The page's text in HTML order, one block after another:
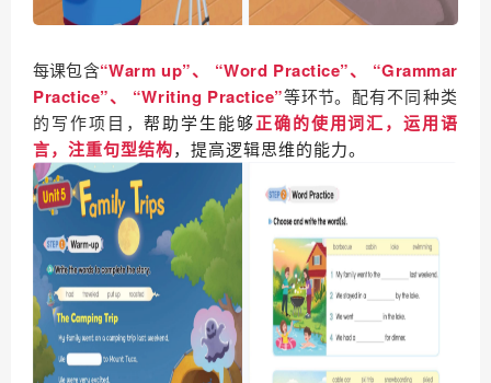
每课包含“Warm up”、 “Word Practice”、 “Grammar
Practice”、 “Writing Practice”等环节。 配有不同种类
的写作项目，帮助学生能够正确的使用词汇，运用语
言，注重句型结构，提高逻辑思维的能力。